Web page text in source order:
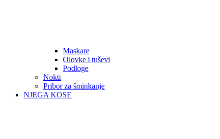
Maskare
Olovke i tuševi
Podloge
Nokti
Pribor za šminkanje
NJEGA KOSE